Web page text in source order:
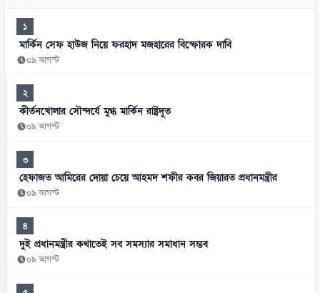
১
মার্কিন সেফ হাউজ নিয়ে ফরহাদ মজহারের বিস্ফোরক দাবি
০৯ আগস্ট
২
কীর্তনখোলার সৌন্দর্যে মুগ্ধ মার্কিন রাষ্ট্রদূত
০৯ আগস্ট
৩
হেফাজত আমিরের দোয়া চেয়ে আহমদ শফীর কবর জিয়ারত প্রধানমন্ত্রীর
০৯ আগস্ট
৪
দুই প্রধানমন্ত্রীর কথাতেই সব সমস্যার সমাধান সম্ভব
০৯ আগস্ট